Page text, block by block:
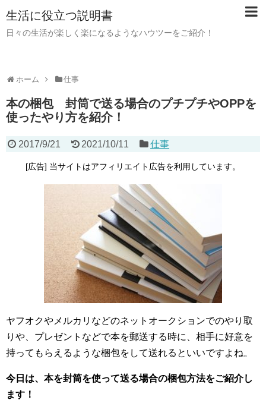
生活に役立つ説明書
日々の生活が楽しく楽になるようなハウツーをご紹介！
ホーム 仕事
本の梱包 封筒で送る場合のプチプチやOPPを
使ったやり方を紹介！
2017/9/21 2021/10/11 仕事
[広告] 当サイトはアフィリエイト広告を利用しています。
ヤフオクやメルカリなどのネットオークションでのやり取
りや、プレゼントなどで本を郵送する時に、相手に好意を
持ってもらえるような梱包をして送れるといいですよね。
今日は、本を封筒を使って送る場合の梱包方法をご紹介し
ます！